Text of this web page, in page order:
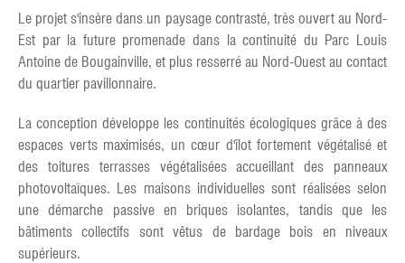
Le projet s'insère dans un paysage contrasté, très ouvert au Nord-
Est par la future promenade dans la continuité du Parc Louis
Antoine de Bougainville, et plus resserré au Nord-Ouest au contact
du quartier pavillonnaire.
La conception développe les continuités écologiques grâce à des
espaces verts maximisés, un cœur d'îlot fortement végétalisé et
des toitures terrasses végétalisées accueillant des panneaux
photovoltaïques. Les maisons individuelles sont réalisées selon
une démarche passive en briques isolantes, tandis que les
bâtiments collectifs sont vêtus de bardage bois en niveaux
supérieurs.